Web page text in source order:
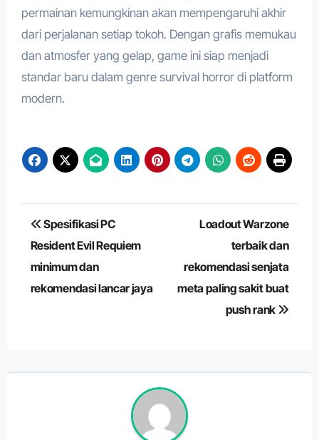
permainan kemungkinan akan mempengaruhi akhir
dari perjalanan setiap tokoh. Dengan grafis memukau
dan atmosfer yang gelap, game ini siap menjadi
standar baru dalam genre survival horror di platform
modern.
Navigasi
pos
Spesifikasi PC
Resident Evil Requiem
minimum dan
rekomendasi lancar jaya
Loadout Warzone
terbaik dan
rekomendasi senjata
meta paling sakit buat
push rank